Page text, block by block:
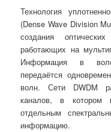
Технология
(Dense Wave Division
создания
работающих на
Информация в
передаётся
волн. Сети DWDM
каналов, в котором
отдельным
информацию.